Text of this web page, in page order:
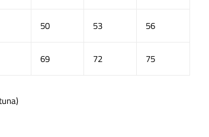
50 53 56
69 72 75